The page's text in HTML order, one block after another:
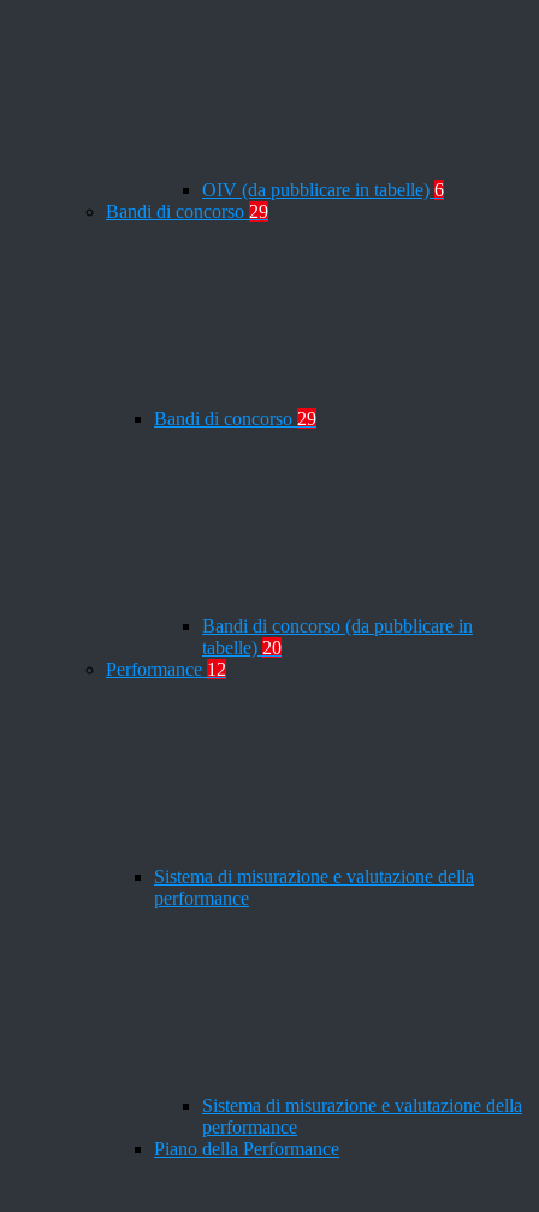
OIV (da pubblicare in tabelle) 6
Bandi di concorso 29
Bandi di concorso 29
Bandi di concorso (da pubblicare in
tabelle) 20
Performance 12
Sistema di misurazione e valutazione della
performance
Sistema di misurazione e valutazione della
performance
Piano della Performance